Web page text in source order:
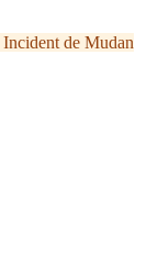
Incident de Mudan